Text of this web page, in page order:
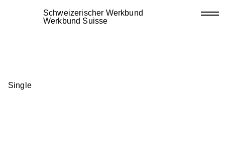
Schweizerischer Werkbund
Werkbund Suisse
Single